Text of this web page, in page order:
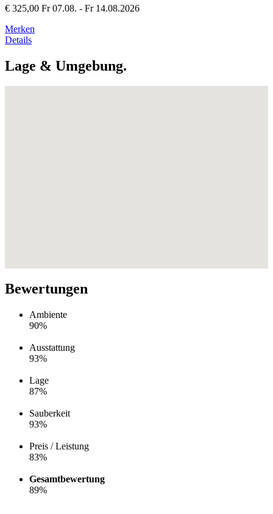
€ 325,00 Fr 07.08. - Fr 14.08.2026
Merken
Details
Lage & Umgebung.
Bewertungen
Ambiente
90%
Ausstattung
93%
Lage
87%
Sauberkeit
93%
Preis / Leistung
83%
Gesamtbewertung
89%